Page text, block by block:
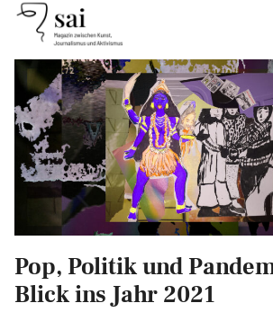
sai
Unterstützen
Klimagerechtigkeit
Antirassismus
Feminismen
Kunst&Literatur
Pop, Politik und
Blick ins Jahr 2021